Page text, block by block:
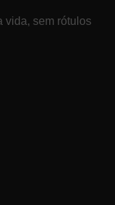
vida, sem rótulos